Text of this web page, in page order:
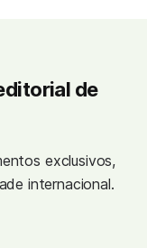
de
exclusivos,
internacional.